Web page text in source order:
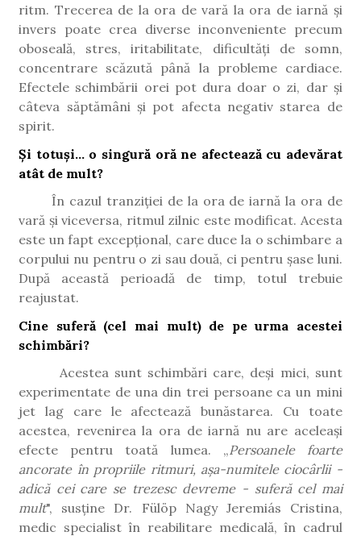
ritm. Trecerea de la ora de vară la ora de iarnă și
invers poate crea diverse inconveniente precum
oboseală, stres, iritabilitate, dificultăți de somn,
concentrare scăzută până la probleme cardiace.
Efectele schimbării orei pot dura doar o zi, dar și
câteva săptămâni și pot afecta negativ starea de
spirit.
Și totuși... o singură oră ne afectează cu adevărat
atât de mult?
În cazul tranziției de la ora de iarnă la ora de
vară și viceversa, ritmul zilnic este modificat. Acesta
este un fapt excepțional, care duce la o schimbare a
corpului nu pentru o zi sau două, ci pentru șase luni.
După această perioadă de timp, totul trebuie
reajustat.
Cine suferă (cel mai mult) de pe urma acestei
schimbări?
Acestea sunt schimbări care, deși mici, sunt
experimentate de una din trei persoane ca un mini
jet lag care le afectează bunăstarea.
Cu toate
acestea, revenirea la ora de iarnă nu are aceleași
efecte pentru toată lumea. „Persoanele foarte
ancorate în propriile ritmuri, așa-numitele ciocârlii -
adică cei care se trezesc devreme - suferă cel mai
mult", susține Dr. Fülöp Nagy Jeremiás Cristina,
medic specialist în reabilitare medicală, în cadrul